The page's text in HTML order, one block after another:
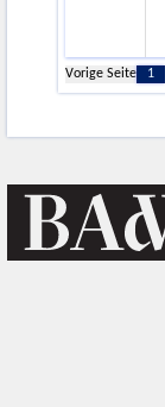
Vorige Seite 1